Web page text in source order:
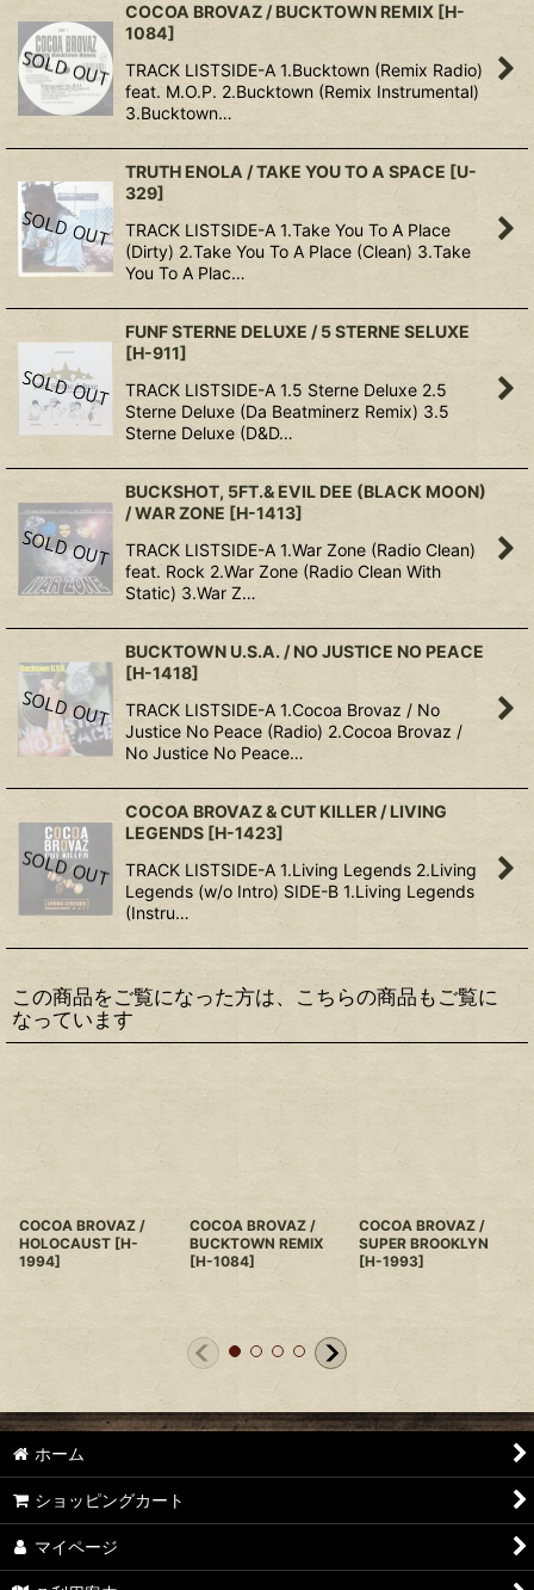
COCOA BROVAZ / BUCKTOWN REMIX [H-
1084]
TRACK LISTSIDE-A 1.Bucktown (Remix Radio)
feat. M.O.P. 2.Bucktown (Remix Instrumental)
3.Bucktown…
TRUTH ENOLA / TAKE YOU TO A SPACE [U-
329]
TRACK LISTSIDE-A 1.Take You To A Place
(Dirty) 2.Take You To A Place (Clean) 3.Take
You To A Plac…
FUNF STERNE DELUXE / 5 STERNE SELUXE
[H-911]
TRACK LISTSIDE-A 1.5 Sterne Deluxe 2.5
Sterne Deluxe (Da Beatminerz Remix) 3.5
Sterne Deluxe (D&D…
BUCKSHOT, 5FT.& EVIL DEE (BLACK MOON)
/ WAR ZONE [H-1413]
TRACK LISTSIDE-A 1.War Zone (Radio Clean)
feat. Rock 2.War Zone (Radio Clean With
Static) 3.War Z…
BUCKTOWN U.S.A. / NO JUSTICE NO PEACE
[H-1418]
TRACK LISTSIDE-A 1.Cocoa Brovaz / No
Justice No Peace (Radio) 2.Cocoa Brovaz /
No Justice No Peace…
COCOA BROVAZ & CUT KILLER / LIVING
LEGENDS [H-1423]
TRACK LISTSIDE-A 1.Living Legends 2.Living
Legends (w/o Intro) SIDE-B 1.Living Legends
(Instru…
この商品をご覧になった方は、こちらの商品もご覧に
なっています
COCOA BROVAZ /
HOLOCAUST [H-
1994]
COCOA BROVAZ /
BUCKTOWN REMIX
[H-1084]
COCOA BROVAZ /
SUPER BROOKLYN
[H-1993]
ホーム
ショッピングカート
マイページ